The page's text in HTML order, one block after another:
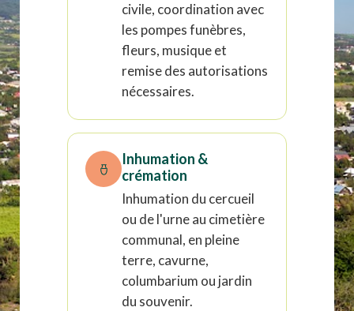
civile, coordination avec
les pompes funèbres,
fleurs, musique et
remise des autorisations
nécessaires.
Inhumation &
crémation
Inhumation du cercueil
ou de l'urne au cimetière
communal, en pleine
terre, cavurne,
columbarium ou jardin
du souvenir.